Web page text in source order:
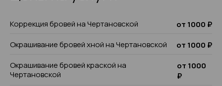
Коррекция бровей на Чертановской
от 1000 ₽
Окрашивание бровей хной на Чертановской
от 1000 ₽
Окрашивание бровей краской на
Чертановской
от 1000
₽